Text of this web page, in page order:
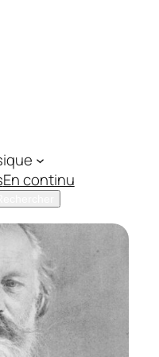
En continu